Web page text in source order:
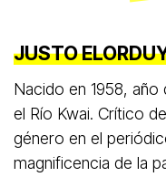
JUSTO
Nacido en 1958,
el Río Kwai. Crítico
género en el
magnificencia de la